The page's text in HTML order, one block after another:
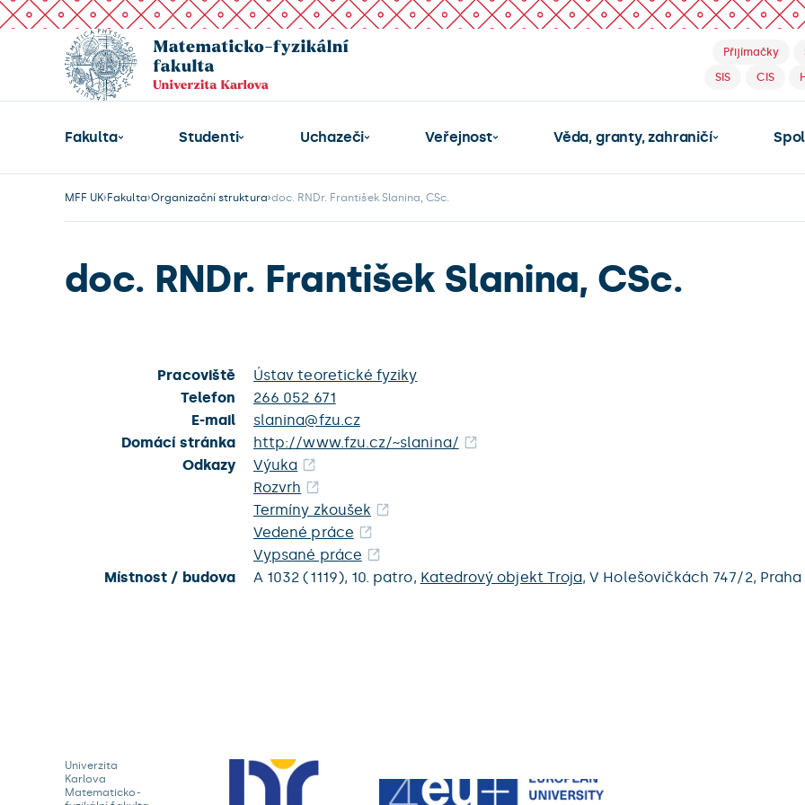
Přijímačky
SIS
CIS
Fakulta Studenti Uchazeči Veřejnost Věda, granty, zahraničí
MFF UK Fakulta Organizační struktura doc. RNDr. František Slanina, CSc.
doc. RNDr. František Slanina, CSc.
Pracoviště
Ústav teoretické fyziky
Telefon
266 052 671
E-mail
slanina@fzu.cz
Domácí stránka
http://www.fzu.cz/~slanina/
Odkazy
Výuka
Rozvrh
Termíny zkoušek
Vedené práce
Vypsané práce
Místnost / budova
A 1032 (1119), 10. patro, Katedrový objekt Troja,V Holešovičkách 747/2, Praha
Univerzita
Karlova
Matematicko-